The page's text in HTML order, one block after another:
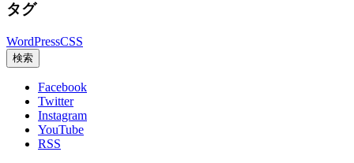
タグ
WordPressCSS
検索
Facebook
Twitter
Instagram
YouTube
RSS